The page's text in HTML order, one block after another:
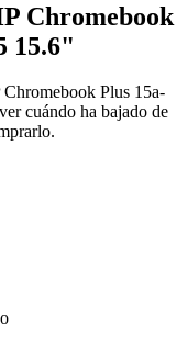
Chromebook
15.6"
Plus 15a-
cuándo ha bajado de